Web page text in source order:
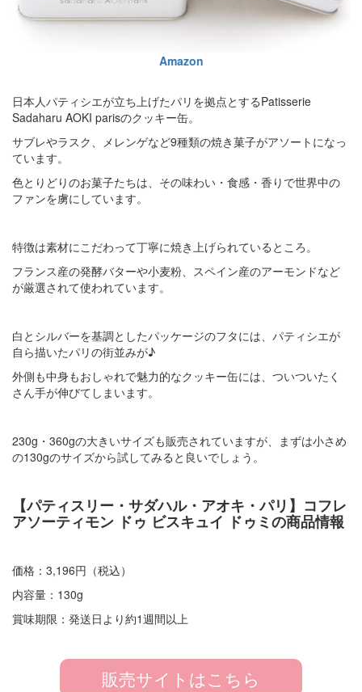
Amazon
日本人パティシエが立ち上げたパリを拠点とするPatisserie
Sadaharu AOKI parisのクッキー缶。
サブレやラスク、メレンゲなど9種類の焼き菓子がアソートになっ
ています。
色とりどりのお菓子たちは、その味わい・食感・香りで世界中の
ファンを虜にしています。
特徴は素材にこだわって丁寧に焼き上げられているところ。
フランス産の発酵バターや小麦粉、スペイン産のアーモンドなど
が厳選されて使われています。
白とシルバーを基調としたパッケージのフタには、パティシエが
自ら描いたパリの街並みが♪
外側も中身もおしゃれで魅力的なクッキー缶には、ついついたく
さん手が伸びてしまいます。
230g・360gの大きいサイズも販売されていますが、まずは小さめ
の130gのサイズから試してみると良いでしょう。
【パティスリー・サダハル・アオキ・パリ】コフレ
アソーティモン ドゥ ビスキュイ ドゥミの商品情報
価格：3,196円（税込）
内容量：130g
賞味期限：発送日より約1週間以上
販売サイトはこちら